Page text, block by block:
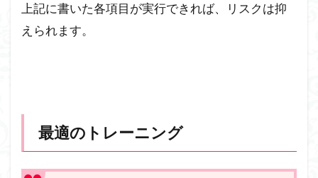
上記に書いた各項目が実行できれば、リスクは抑
えられます。
最適のトレーニング